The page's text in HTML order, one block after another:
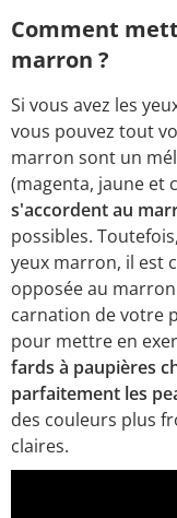
Comment
marron ?
Si vous avez les
vous pouvez tout
marron sont un
(magenta, jaune et
s'accordent au
possibles.
yeux marron, il est
opposée au
carnation de votre
pour mettre en
fards à paupières
parfaitement les
des couleurs plus
claires.